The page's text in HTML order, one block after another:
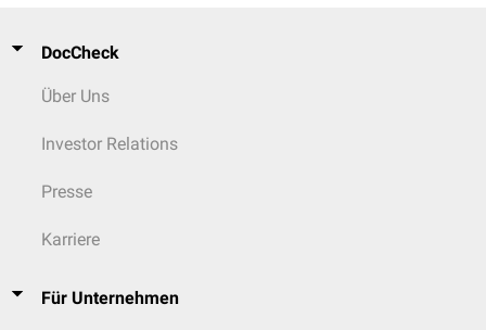
DocCheck
Über Uns
Investor Relations
Presse
Karriere
Für Unternehmen